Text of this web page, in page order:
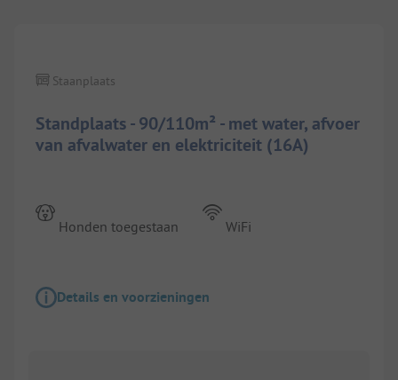
Standplaats - 90/110m² - met water, afvoer
van afvalwater en elektriciteit (16A)
Staanplaats
Honden toegestaan WiFi
Details en voorzieningen